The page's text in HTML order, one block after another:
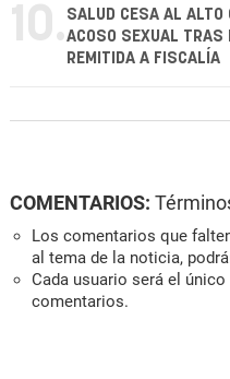
10. SALUD CESA AL ALTO
ACOSO SEXUAL TRAS
REMITIDA A FISCALÍA
COMENTARIOS:
Los comentarios que
al tema de la noticia,
Cada usuario será el
comentarios.